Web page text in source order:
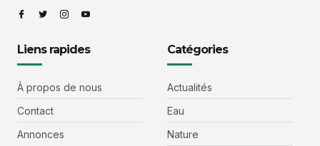
Liens rapides
À propos de nous
Contact
Annonces
Catégories
Actualités
Eau
Nature